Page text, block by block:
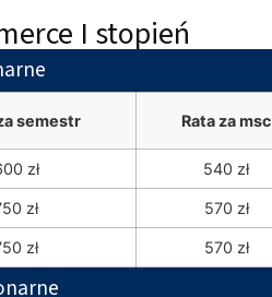
I stopień
semestr Rata za msc
zł 540 zł
zł 570 zł
zł 570 zł